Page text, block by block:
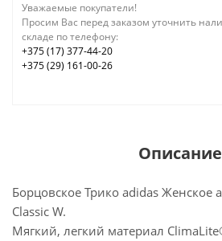
Уважаемые покупатели!
Просим Вас перед заказом уточнить
складе по телефону:
+375 (17) 377-44-20
+375 (29) 161-00-26
Описание
Борцовское Трико adidas Женское
Classic W.
Mягкий, легкий материал